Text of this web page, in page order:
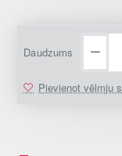
Daudzums
Pievienot vēlmju